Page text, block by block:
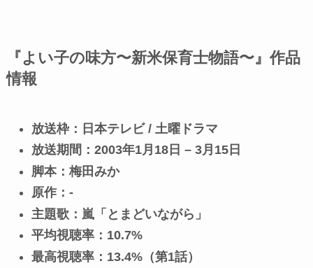
『よい子の味方〜新米保育士物語〜』作品
情報
放送枠：日本テレビ / 土曜ドラマ
放送期間：2003年1月18日 – 3月15日
脚本：梅田みか
原作：-
主題歌：嵐「とまどいながら」
平均視聴率：10.7%
最高視聴率：13.4%（第1話）